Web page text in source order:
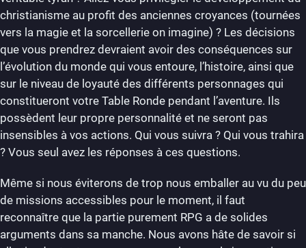
christianisme au profit des anciennes croyances (tournées
vers la magie et la sorcellerie on imagine) ? Les décisions
que vous prendrez devraient avoir des conséquences sur
l’évolution du monde qui vous entoure, l’histoire, ainsi que
sur le niveau de loyauté des différents personnages qui
constitueront votre Table Ronde pendant l’aventure. Ils
possèdent leur propre personnalité et ne seront pas
insensibles à vos actions. Qui vous suivra ? Qui vous trahira
? Vous seul avez les réponses à ces questions.
Même si nous éviterons de trop nous emballer au vu du peu
de missions accessibles pour le moment, il faut
reconnaître que la partie purement RPG a de solides
arguments dans sa manche. Nous avons hâte de savoir si